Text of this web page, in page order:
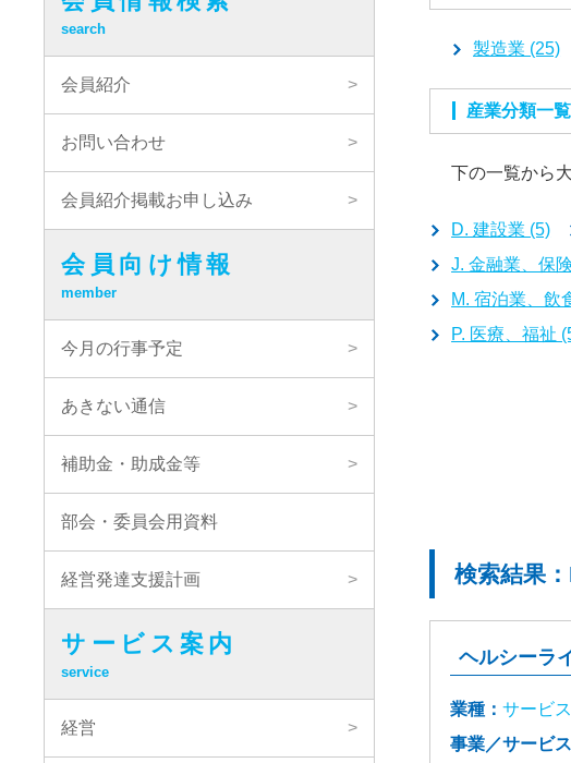
製造業 (25)
産業分類一
下の一覧から
D. 建設業 (5)
J. 金融業、保
M. 宿泊業、飲
P. 医療、福祉
検索結果
ヘルシーラ
業種：サービ
事業／サービ
search
会員紹介
お問い合わせ
会員紹介掲載お申し込み
会員向け情報
member
今月の行事予定
あきない通信
補助金・助成金等
部会・委員会用資料
経営発達支援計画
サービス案内
service
経営